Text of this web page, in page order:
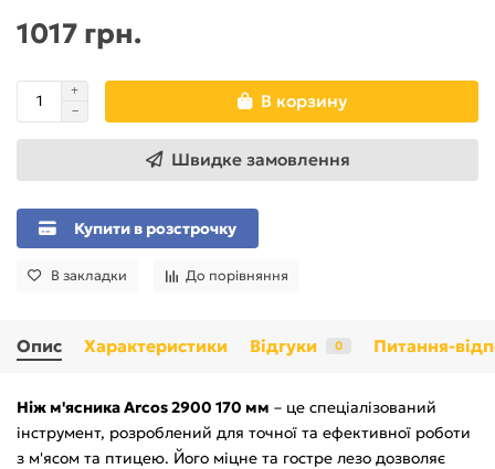
1017 грн.
В корзину
Швидке замовлення
Купити в розстрочку
В закладки До порівняння
Опис Характеристики Відгуки 0 Питання-
Ніж м'ясника Arcos 2900 170 мм – це спеціалізований
інструмент, розроблений для точної та ефективної роботи
з м'ясом та птицею. Його міцне та гостре лезо дозволяє